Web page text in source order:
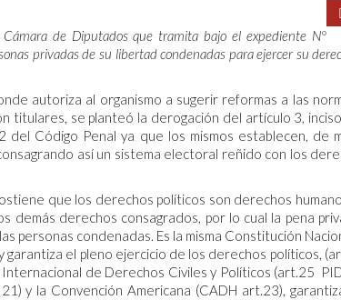
de Diputados que tramita bajo el expediente N°
privadas de su libertad condenadas para ejercer su
autoriza al organismo a sugerir reformas a las
se planteó la derogación del artículo 3,
del Código Penal ya que los mismos establecen, de
así un sistema electoral reñido con los
que los derechos políticos son derechos
demás derechos consagrados, por lo cual la pena
personas condenadas. Es la misma Constitución
el pleno ejercicio de los derechos políticos,
de Derechos Civiles y Políticos (art.25
y la Convención Americana (CADH art.23),